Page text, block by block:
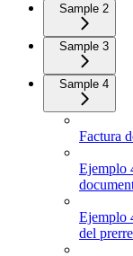
Sample 2
Sample 3
Sample 4
Factura
Ejemplo
Ejemplo
del